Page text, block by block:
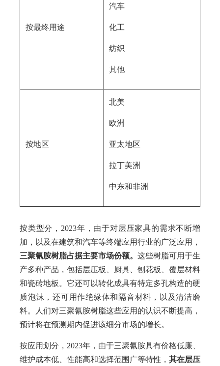
按最终用途
汽车
化工
纺织
其他
按地区
北美
欧洲
亚太地区
拉丁美洲
中东和非洲
按类型分，2023年，由于对层压家具的需求不断增
加，以及在建筑和汽车等终端应用行业的广泛应用，
三聚氰胺树脂占据主要市场份额。 这些树脂可用于生
产多种产品，包括层压板、厨具、刨花板、覆层材料
和瓷砖地板。它还可以转化成具有特定多孔构造的硬
质泡沫，还可用作绝缘体和隔音材料，以及清洁磨
料。人们对三聚氰胺树脂这些应用的认识不断提高，
预计将在预测期内促进该细分市场的增长。
按应用划分，2023年，由于三聚氰胺具有价格低廉、
维护成本低、性能高和选择范围广等特性， 其在层压